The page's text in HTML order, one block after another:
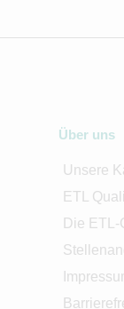
Über uns
Unsere
ETL
Die ETL-